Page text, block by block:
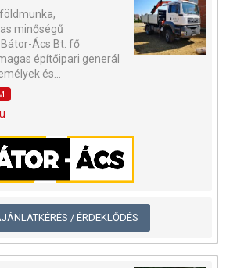
minőségű
Ács Bt. fő
építőipari generál
és...
/ ÉRDEKLŐDÉS